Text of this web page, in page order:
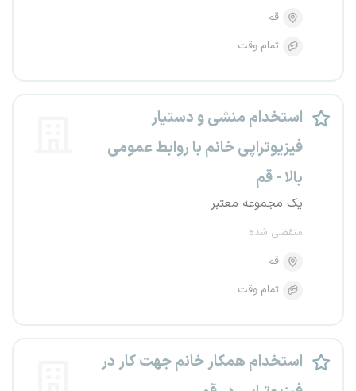
قم
تمام وقت
استخدام منشی و دستیار
فیزیوتراپی خانم با روابط عمومی
بالا - قم
یک مجموعه معتبر
منقضی شده
قم
تمام وقت
استخدام همکار خانم جهت کار در